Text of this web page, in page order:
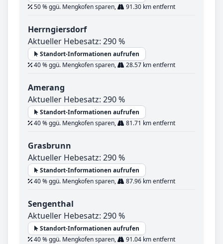
50 % ggü. Mengkofen sparen,
91.30 km entfernt
Herrngiersdorf
Aktueller Hebesatz: 290 %
Standort-Informationen aufrufen
40 % ggü. Mengkofen sparen,
28.57 km entfernt
Amerang
Aktueller Hebesatz: 290 %
Standort-Informationen aufrufen
40 % ggü. Mengkofen sparen,
81.71 km entfernt
Grasbrunn
Aktueller Hebesatz: 290 %
Standort-Informationen aufrufen
40 % ggü. Mengkofen sparen,
87.96 km entfernt
Sengenthal
Aktueller Hebesatz: 290 %
Standort-Informationen aufrufen
40 % ggü. Mengkofen sparen,
91.04 km entfernt